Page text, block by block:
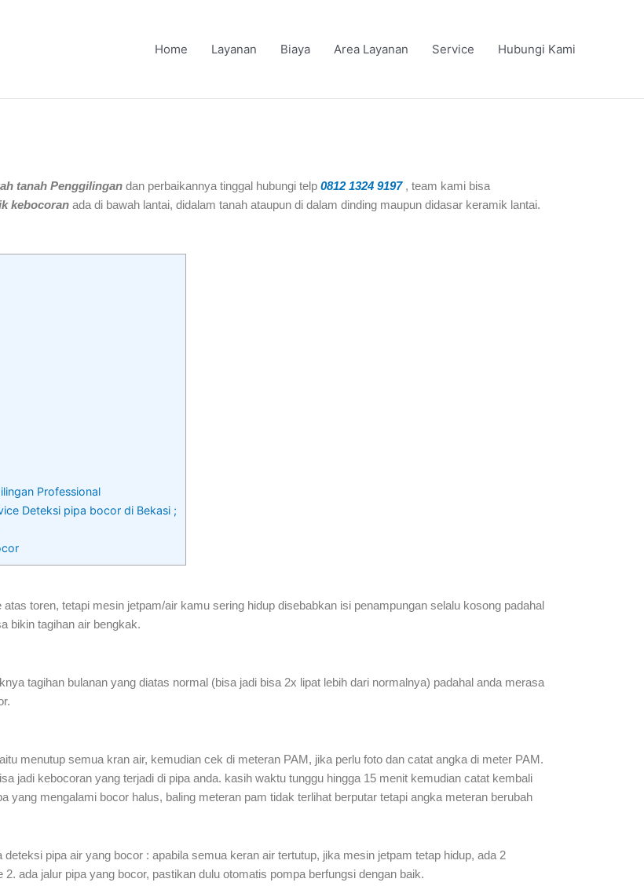
Home Layanan Biaya Area Layanan Service Hubungi Kami
tanah Penggilingan dan perbaikannya tinggal hubungi telp 0812 1324 9197, team kami bisa
kebocoran ada di bawah lantai, didalam tanah ataupun di dalam dinding maupun didasar keramik lantai.
Professional
Deteksi pipa bocor di Bekasi ;
toren, tetapi mesin jetpam/air kamu sering hidup disebabkan isi penampungan selalu kosong padahal
bikin tagihan air bengkak.
tagihan bulanan yang diatas normal (bisa jadi bisa 2x lipat lebih dari normalnya) padahal anda merasa
menutup semua kran air, kemudian cek di meteran PAM, jika perlu foto dan catat angka di meter PAM.
jadi kebocoran yang terjadi di pipa anda. kasih waktu tunggu hingga 15 menit kemudian catat kembali
yang mengalami bocor halus, baling meteran pam tidak terlihat berputar tetapi angka meteran berubah
pipa air yang bocor : apabila semua keran air tertutup, jika mesin jetpam tetap hidup, ada 2
ada jalur pipa yang bocor, pastikan dulu otomatis pompa berfungsi dengan baik.